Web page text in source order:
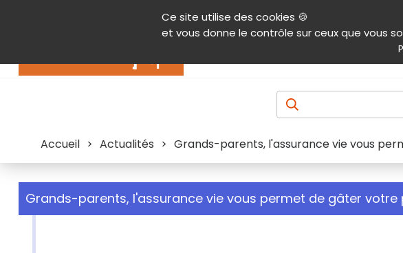
Ce site utilise des cookies 🍪
et vous donne le contrôle sur ceux que vous
Contenu Aide et accessibilité Menu principal
Produits &
Accueil > Actualités > Grands-parents, l'assurance vie vous
Grands-parents, l'assurance vie vous permet de gâter